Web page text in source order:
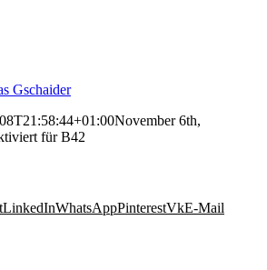
November 6th,
für B42
LinkedInWhatsAppPinterestVkE-Mail